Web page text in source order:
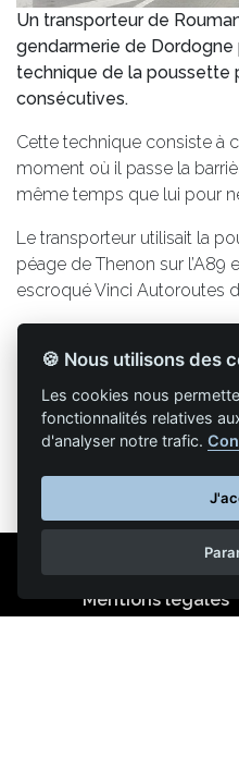
Un transporteur de
gendarmerie de Dordogne
technique de la poussette
consécutives.
Cette technique consiste à
moment où il passe la
même temps que lui pour
Le transporteur utilisait la
péage de Thenon sur l’A89
escroqué Vinci Autoroutes
Retour à la
Mentions légales
🍪 Nous utilisons des
Les cookies nous
fonctionnalités relatives
d'analyser notre trafic.